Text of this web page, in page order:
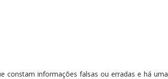
constam informações falsas ou erradas e há uma